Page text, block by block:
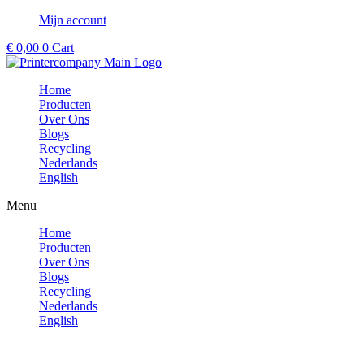
Mijn account
€ 0,00 0 Cart
Home
Producten
Over Ons
Blogs
Recycling
Nederlands
English
Menu
Home
Producten
Over Ons
Blogs
Recycling
Nederlands
English